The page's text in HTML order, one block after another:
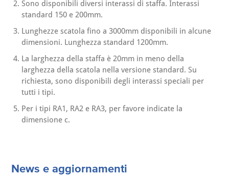
Sono disponibili diversi interassi di staffa. Interassi
standard 150 e 200mm.
Lunghezze scatola fino a 3000mm disponibili in alcune
dimensioni. Lunghezza standard 1200mm.
La larghezza della staffa è 20mm in meno della
larghezza della scatola nella versione standard. Su
richiesta, sono disponibili degli interassi speciali per
tutti i tipi.
Per i tipi RA1, RA2 e RA3, per favore indicate la
dimensione c.
News e aggiornamenti